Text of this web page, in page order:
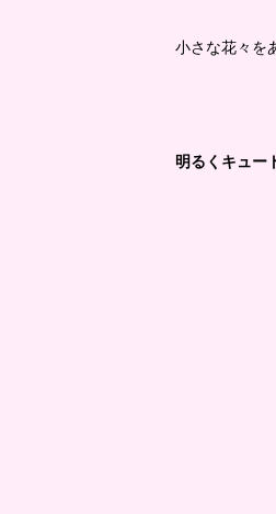
小さな花々を
明るくキュー